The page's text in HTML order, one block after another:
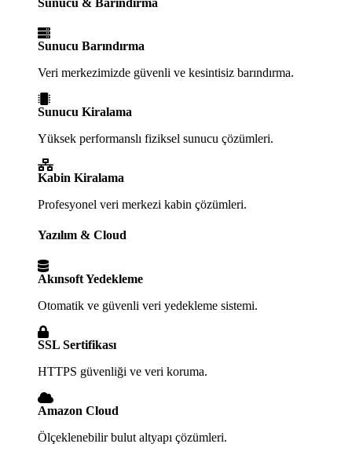
Sunucu Barındırma
Veri merkezimizde güvenli ve kesintisiz barındırma.
Sunucu Kiralama
Yüksek performanslı fiziksel sunucu çözümleri.
Kabin Kiralama
Profesyonel veri merkezi kabin çözümleri.
Yazılım & Cloud
Akınsoft Yedekleme
Otomatik ve güvenli veri yedekleme sistemi.
SSL Sertifikası
HTTPS güvenliği ve veri koruma.
Amazon Cloud
Ölçeklenebilir bulut altyapı çözümleri.